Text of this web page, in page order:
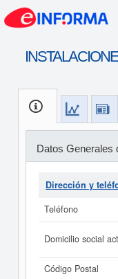
Datos Generales
Dirección y
Teléfono
Domicilio social
Código Postal